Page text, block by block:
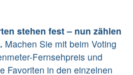
stehen fest – nun zählen
Machen Sie mit beim Voting
Fernsehpreis und
Favoriten in den einzelnen